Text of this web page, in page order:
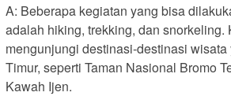
A: Beberapa kegiatan yang bisa
adalah hiking, trekking, dan snorkeling.
mengunjungi destinasi-destinasi
Timur, seperti Taman Nasional Bromo
Kawah Ijen.